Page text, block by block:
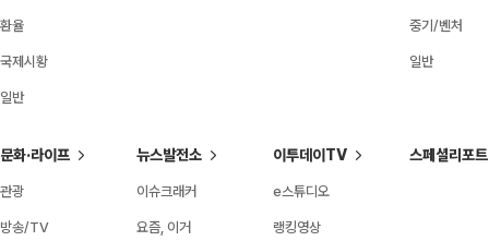
환율
국제시황
일반
중기/벤처
일반
문화·라이프
관광
방송/TV
뉴스발전소
이슈크래커
요즘, 이거
이투데이TV
e스튜디오
랭킹영상
스페셜리포트